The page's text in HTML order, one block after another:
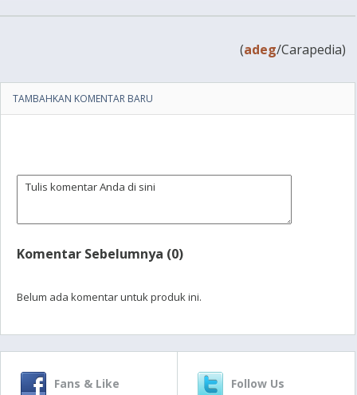
(adeg/Carapedia)
TAMBAHKAN KOMENTAR BARU
Komentar Sebelumnya (0)
Belum ada komentar untuk produk ini.
Fans & Like Follow Us